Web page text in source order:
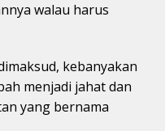
walau harus
kebanyakan
menjadi jahat dan
yang bernama